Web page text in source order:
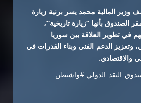
وزير المالية محمد يسر برنية زيارة
الصندوق بأنها “زيارة تاريخية”،
في تطوير العلاقة بين سوريا
وتعزيز الدعم الفني وبناء القدرات في
والاقتصادي.
#واشنطن